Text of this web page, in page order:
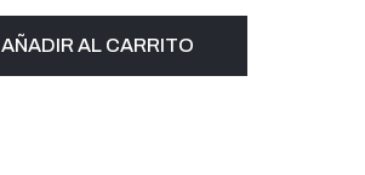
AÑADIR AL CARRITO